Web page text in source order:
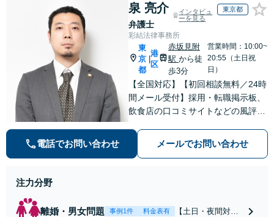
泉 亮介
弁護士
インタビュ
ーを見る
東京都
彩結法律事務所
東
京
都
港
区
赤坂見附
駅 から徒
歩3分
営業時間：10:00~
20:55（土日祝
日）
【全国対応】【初回相談無料／24時
間メール受付】採用・転職掲示板、
飲食店の口コミサイトなどの風評被
の種類を問わず相談可。可能な限り
早期対応で駆けつけサポート【労
電話でお問い合わせ メールでお問い合わせ
注力分野
離婚・男女問題 事例1件 料金表有
【土日・夜間対応